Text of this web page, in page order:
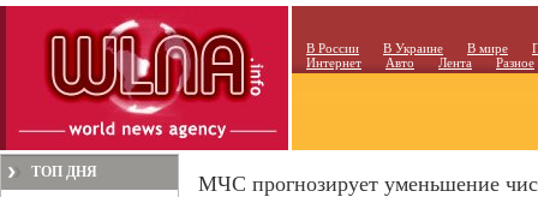
В России В Украине В мире
Интернет
Авто Лента Разное
ТОП ДНЯ МЧС прогнозирует уменьшение